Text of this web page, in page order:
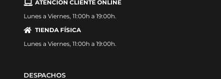
ATENCIÓN CLIENTE ONLINE
Lunes a Viernes, 11:00h a 19:00h.
TIENDA FÍSICA
Lunes a Viernes, 11:00h a 19:00h.
DESPACHOS